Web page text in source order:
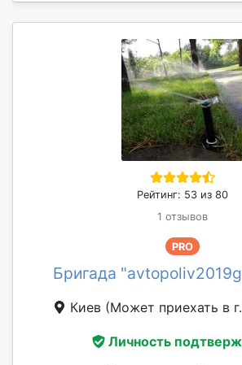
Рейтинг: 53 из 80
1 отзывов
PRO
Бригада
Киев (Может приехать в
Личность